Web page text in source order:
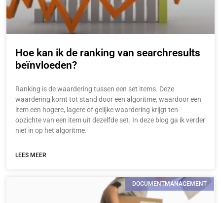
Hoe kan ik de ranking van searchresults
beïnvloeden?
Ranking is de waardering tussen een set items. Deze
waardering komt tot stand door een algoritme, waardoor een
item een hogere, lagere of gelijke waardering krijgt ten
opzichte van een item uit dezelfde set. In deze blog ga ik verder
niet in op het algoritme.
LEES MEER
DOCUMENTMANAGEMENT